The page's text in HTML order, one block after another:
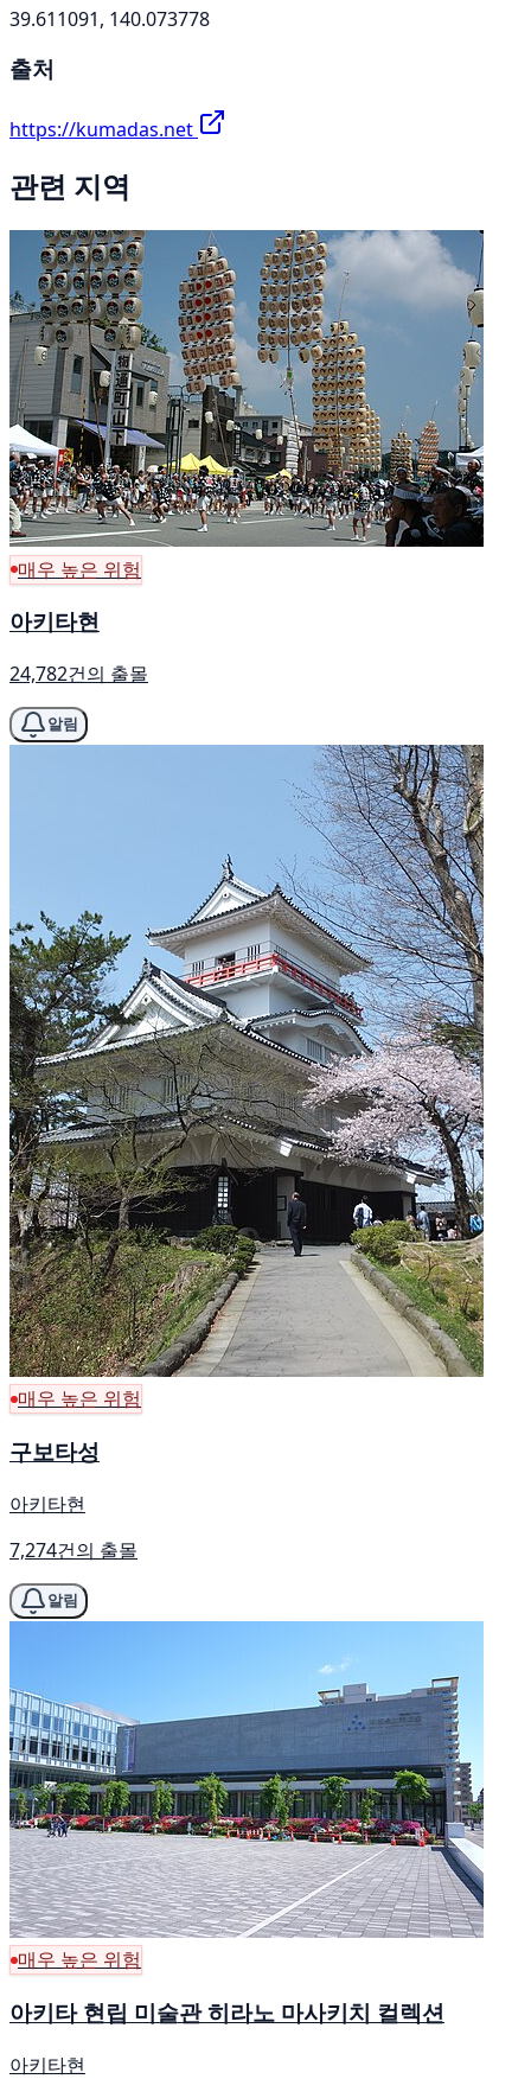
39.611091, 140.073778
출처
https://kumadas.net
관련 지역
매우 높은 위험
아키타현
24,782건의 출몰
알림
매우 높은 위험
구보타성
아키타현
7,274건의 출몰
알림
매우 높은 위험
아키타 현립 미술관 히라노 마사키치 컬렉션
아키타현